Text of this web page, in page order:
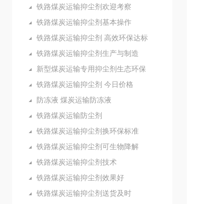
铁路煤炭运输抑尘剂欢迎考察
铁路煤炭运输抑尘剂基本操作
铁路煤炭运输抑尘剂 高效环保达标
铁路煤炭运输抑尘剂生产与制造
新型煤炭运输专用抑尘剂生态环保
铁路煤炭运输抑尘剂 今日价格
防冻液 煤炭运输防冻液
铁路煤炭运输防尘剂
铁路煤炭运输抑尘剂换环保标准
铁路煤炭运输抑尘剂可生物降解
铁路煤炭运输抑尘剂技术
铁路煤炭运输抑尘剂效果好
铁路煤炭运输抑尘剂送货及时